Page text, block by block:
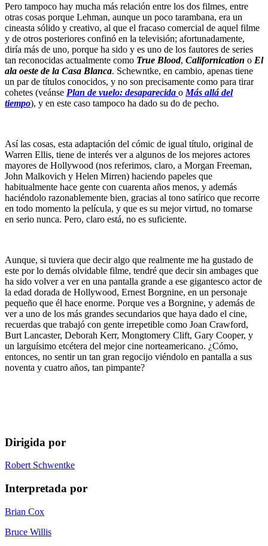
Pero tampoco hay mucha más relación entre los dos filmes, entre
otras cosas porque Lehman, aunque un poco tarambana, era un
cineasta sólido y creativo, al que el fracaso comercial de aquel filme
y de otros posteriores confinó en la televisión; afortunadamente,
diría más de uno, porque ha sido y es uno de los fautores de series
tan reconocidas actualmente como True Blood, Californication o El
ala oeste de la Casa Blanca. Schewntke, en cambio, apenas tiene
un par de títulos conocidos, y no son precisamente como para tirar
cohetes (veánse Plan de vuelo: desaparecida o Más allá del
tiempo), y en este caso tampoco ha dado su do de pecho.
Así las cosas, esta adaptación del cómic de igual título, original de
Warren Ellis, tiene de interés ver a algunos de los mejores actores
mayores de Hollywood (nos referimos, claro, a Morgan Freeman,
John Malkovich y Helen Mirren) haciendo papeles que
habitualmente hace gente con cuarenta años menos, y además
haciéndolo razonablemente bien, gracias al tono satírico que recorre
en todo momento la película, y que es su mejor virtud, no tomarse
en serio nunca. Pero, claro está, no es suficiente.
Aunque, si tuviera que decir algo que realmente me ha gustado de
este por lo demás olvidable filme, tendré que decir sin ambages que
ha sido volver a ver en una pantalla grande a ese gigantesco actor de
la edad dorada de Hollywood, Ernest Borgnine, en un personaje
pequeño que él hace enorme. Porque ves a Borgnine, y además de
ver a uno de los más grandes secundarios que haya dado el cine,
recuerdas que trabajó con gente irrepetible como Joan Crawford,
Burt Lancaster, Deborah Kerr, Mongtomery Clift, Gary Cooper, y
un larguísimo etcétera del mejor cine norteamericano. ¿Cómo,
entonces, no sentir un tan gran regocijo viéndolo en pantalla a sus
noventa y cuatro años, tan pimpante?
Dirigida por
Robert Schwentke
Interpretada por
Brian Cox
Bruce Willis